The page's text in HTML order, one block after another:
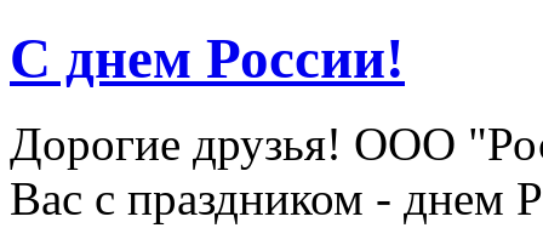
С днем России!
Дорогие друзья! ООО
Вас с праздником - днем